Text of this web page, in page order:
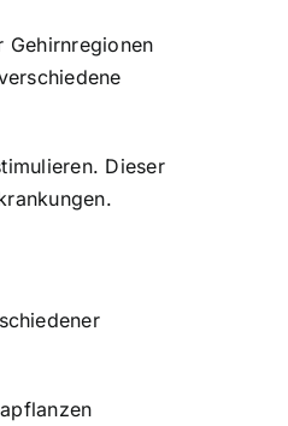
Gehirnregionen
Dieser